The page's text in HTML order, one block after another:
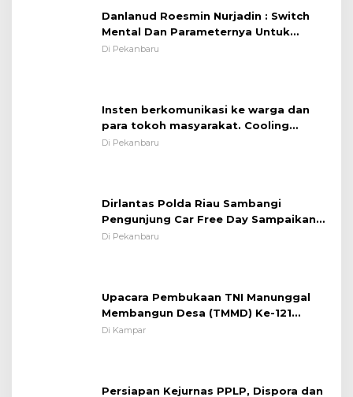
Danlanud Roesmin Nurjadin : Switch
Mental Dan Parameternya Untuk
Melaksanakan ✈
Di Pekanbaru
Insten berkomunikasi ke warga dan
para tokoh masyarakat. Cooling
System OMP LK ²024 Polsek Rumbai,
Di Pekanbaru
Dirlantas Polda Riau Sambangi
Pengunjung Car Free Day Sampaikan
Pesan Edukasi Kamtibmas &
Di Pekanbaru
Upacara Pembukaan TNI Manunggal
Membangun Desa (TMMD) Ke-121
Kodim 0313/KPR Tahun 2024) ?
Di Kampar
Persiapan Kejurnas PPLP, Dispora dan